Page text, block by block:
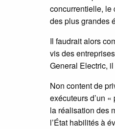
concurrentielle, le
des plus grandes
Il faudrait alors
vis des
General Electric,
Non content de
exécuteurs d’un
la réalisation des
l’État habilités à